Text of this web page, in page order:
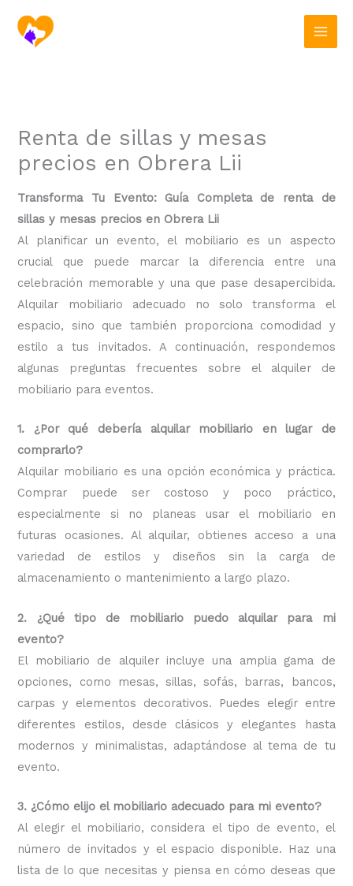
contenido
Renta de sillas y mesas
precios en Obrera Lii
Transforma Tu Evento: Guía Completa de renta de
sillas y mesas precios en Obrera Lii
Al planificar un evento, el mobiliario es un aspecto
crucial que puede marcar la diferencia entre una
celebración memorable y una que pase desapercibida.
Alquilar mobiliario adecuado no solo transforma el
espacio, sino que también proporciona comodidad y
estilo a tus invitados. A continuación, respondemos
algunas preguntas frecuentes sobre el alquiler de
mobiliario para eventos.
1. ¿Por qué debería alquilar mobiliario en lugar de
comprarlo?
Alquilar mobiliario es una opción económica y práctica.
Comprar puede ser costoso y poco práctico,
especialmente si no planeas usar el mobiliario en
futuras ocasiones. Al alquilar, obtienes acceso a una
variedad de estilos y diseños sin la carga de
almacenamiento o mantenimiento a largo plazo.
2. ¿Qué tipo de mobiliario puedo alquilar para mi
evento?
El mobiliario de alquiler incluye una amplia gama de
opciones, como mesas, sillas, sofás, barras, bancos,
carpas y elementos decorativos. Puedes elegir entre
diferentes estilos, desde clásicos y elegantes hasta
modernos y minimalistas, adaptándose al tema de tu
evento.
3. ¿Cómo elijo el mobiliario adecuado para mi evento?
Al elegir el mobiliario, considera el tipo de evento, el
número de invitados y el espacio disponible. Haz una
lista de lo que necesitas y piensa en cómo deseas que